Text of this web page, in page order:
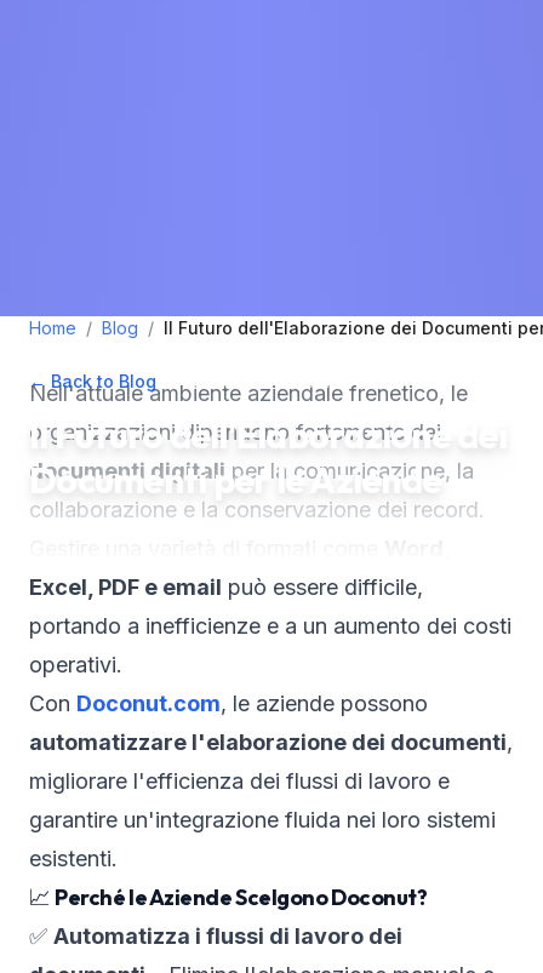
Home / Blog / Il Futuro dell'Elaborazione dei Documenti
← Back to Blog March 21, 2025 3 min read
Il Futuro dell'Elaborazione dei
Documenti per le Aziende
Nell'attuale ambiente aziendale frenetico, le
organizzazioni dipendono fortemente dai
documenti digitali per la comunicazione, la
collaborazione e la conservazione dei record.
Excel, PDF e email può essere difficile,
portando a inefficienze e a un aumento dei costi
operativi.
Con Doconut.com, le aziende possono
automatizzare l'elaborazione dei documenti,
migliorare l'efficienza dei flussi di lavoro e
garantire un'integrazione fluida nei loro sistemi
esistenti.
📈 Perché le Aziende Scelgono Doconut?
✅ Automatizza i flussi di lavoro dei